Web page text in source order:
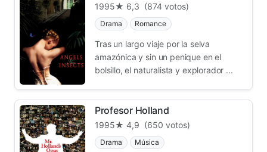
1995★ 6,3 (874 votos)
Drama Romance
Tras un largo viaje por la selva
amazónica y sin un penique en el
bolsillo, el naturalista y explorador ...
Profesor Holland
1995★ 4,9 (650 votos)
Drama Música